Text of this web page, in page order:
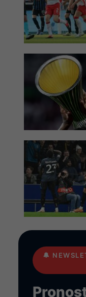
🔔